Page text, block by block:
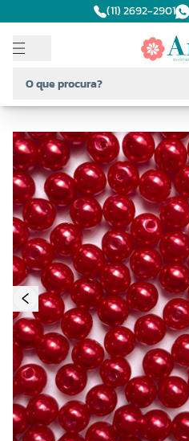
(11) 2692-2901